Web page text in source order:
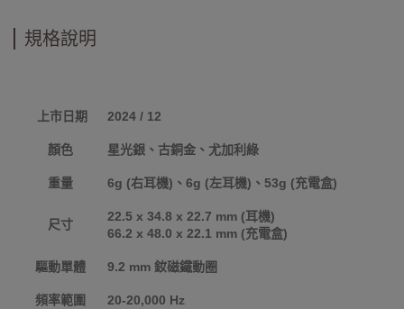
規格說明
上市日期 2024 / 12
顏色 星光銀、古銅金、尤加利綠
重量 6g (右耳機)、6g (左耳機)、53g (充電盒)
尺寸
22.5 x 34.8 x 22.7 mm (耳機)
66.2 x 48.0 x 22.1 mm (充電盒)
驅動單體 9.2 mm 釹磁鐵動圈
頻率範圍 20-20,000 Hz